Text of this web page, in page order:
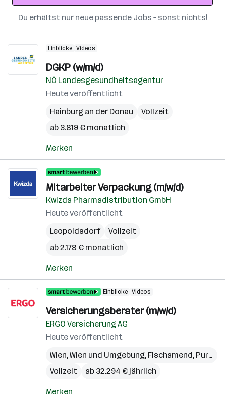
Du erhältst nur neue passende Jobs – sonst nichts!
Einblicke Videos
DGKP (w/m/d)
NÖ Landesgesundheitsagentur
Heute veröffentlicht
Hainburg an der Donau
Vollzeit
ab 3.819 € monatlich
Merken
Mitarbeiter Verpackung (m/w/d)
Kwizda Pharmadistribution GmbH
Heute veröffentlicht
Leopoldsdorf
Vollzeit
ab 2.178 € monatlich
Merken
Einblicke Videos
Versicherungsberater (m/w/d)
ERGO Versicherung AG
Heute veröffentlicht
Wien,Wien und Umgebung, Fischamend, Purkersdorf
Vollzeit
ab 32.294 € jährlich
Merken